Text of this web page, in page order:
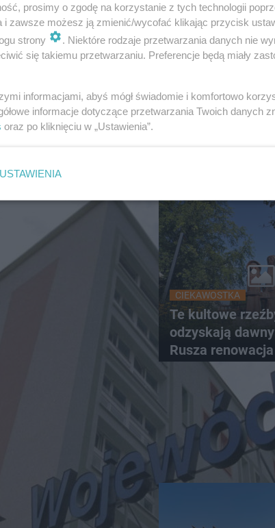
interweniowali 58 razy
Facebooku!
CIEKAWOSTKA
Te kultowe
odzyskają
Rusza
z lat 70.
prosimy o zgodę na korzystanie z tych technologii
i zawsze możesz ją zmienić/wycofać klikając przycisk
strony
. Niektóre rodzaje przetwarzania danych nie
się takiemu przetwarzaniu. Preferencje będą miały
informacjami, abyś mógł świadomie i komfortowo
informacje dotyczące przetwarzania Twoich danych
oraz po kliknięciu w „Ustawienia”.
USTAWIENIA